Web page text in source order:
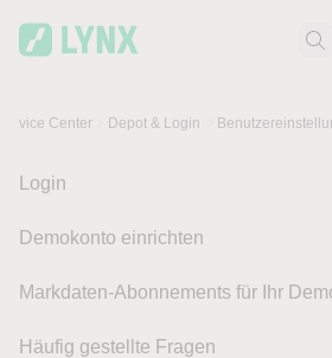
Center Depot & Login
Login
Demokonto einrichten
Markdaten-Abonnements für Ihr
Häufig gestellte Fragen